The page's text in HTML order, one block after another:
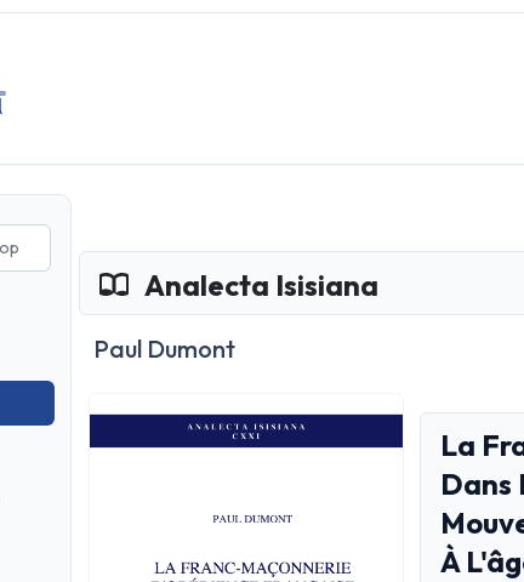
Analecta Isisiana
Paul Dumont
La
Dans
À